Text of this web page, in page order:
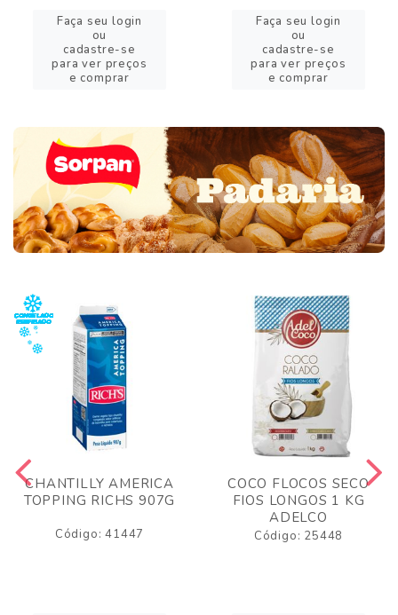
Faça seu login
ou
cadastre-se
para ver preços
e comprar
Faça seu login
ou
cadastre-se
para ver preços
e comprar
CHANTILLY AMERICA
TOPPING RICHS 907G
Código: 41447
COCO FLOCOS SECO
FIOS LONGOS 1 KG
ADELCO
Código: 25448